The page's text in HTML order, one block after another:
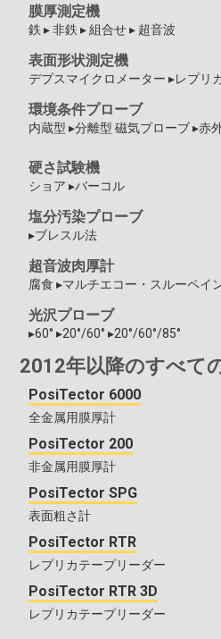
膜厚測定機
鉄 ▸ 非鉄 ▸ 組合せ ▸ 超音波
表面形状測定機
デプスマイクロメーター ▸レプリ
環境条件プローブ
内蔵型 ▸分離型 磁気プローブ ▸赤
硬さ試験機
ショア ▸バーコル
塩分汚染プローブ
▸ブレスル法
超音波肉厚計
腐食 ▸マルチエコー・スルーペイ
光沢プローブ
▸60° ▸20°/60° ▸20°/60°/85°
2012年以降のすべて
PosiTector 6000
全金属用膜厚計
PosiTector 200
非金属用膜厚計
PosiTector SPG
表面粗さ計
PosiTector RTR
レプリカテープリーダー
PosiTector RTR 3D
レプリカテープリーダー